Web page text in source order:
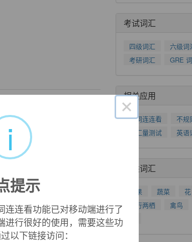
from Latin
passed into English
canine[17], andchenille
which came from
考试词汇
四级词汇 六级词
考研词汇
GRE
相关应用
单词连连看 不规
词汇量测试
英语
分类词汇
水果 蔬菜 花
爬行两栖
禽鸟
×
i
提示
连连看功能已对移动端进行了
进行很好的使用，需要这些功
以下链接访问：